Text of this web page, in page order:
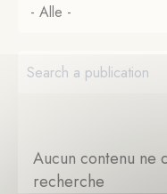
Aucun contenu ne
recherche